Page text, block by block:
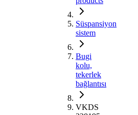
Süspansiyon
sistem
Bugi
kolu,
tekerlek
bağlantısı
VKDS